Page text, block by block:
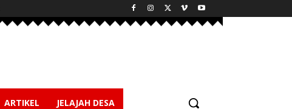
ARTIKEL JELAJAH DESA